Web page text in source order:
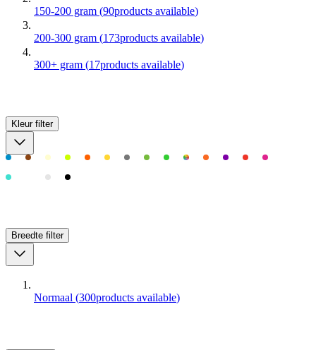
150-200 gram (90products available)
200-300 gram (173products available)
300+ gram (17products available)
Kleur filter
Breedte filter
Normaal (300products available)